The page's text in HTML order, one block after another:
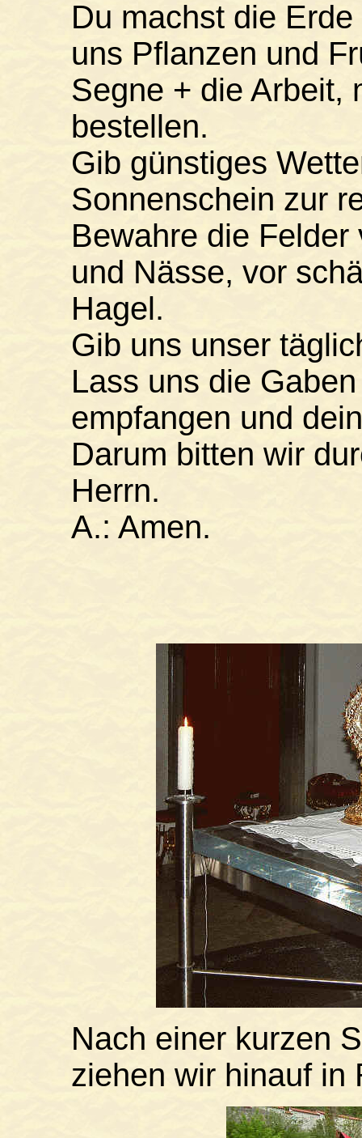
Du machst die
uns Pflanzen und
Segne + die Arbeit,
bestellen.
Gib günstiges
Sonnenschein zur
Bewahre die
und Nässe, vor
Hagel.
Gib uns unser
Lass uns die
empfangen und
Darum bitten wir
Herrn.
A.: Amen.
Nach einer kurzen
ziehen wir hinauf in